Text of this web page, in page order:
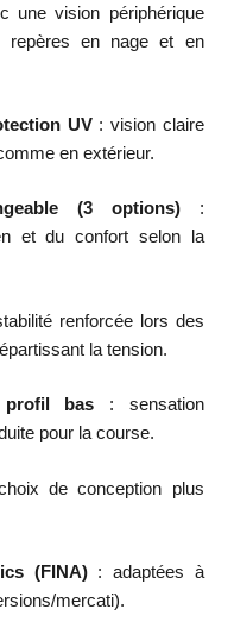
une vision périphérique
repères en nage et en
UV: vision claire
en extérieur.
(3 options):
et du confort selon la
renforcée lors des
la tension.
profil bas : sensation
pour la course.
de conception plus
(FINA): adaptées à
mercati).